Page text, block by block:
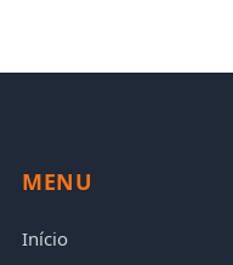
MENU
Início